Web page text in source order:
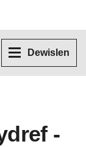
Dewislen
-